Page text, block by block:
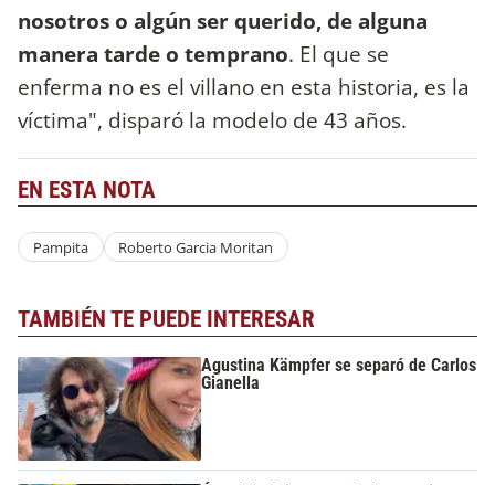
nosotros o algún ser querido, de alguna
manera tarde o temprano. El que se
enferma no es el villano en esta historia, es la
víctima", disparó la modelo de 43 años.
EN ESTA NOTA
Pampita Roberto Garcia Moritan
TAMBIÉN TE PUEDE INTERESAR
Agustina Kämpfer se separó de Carlos
Gianella